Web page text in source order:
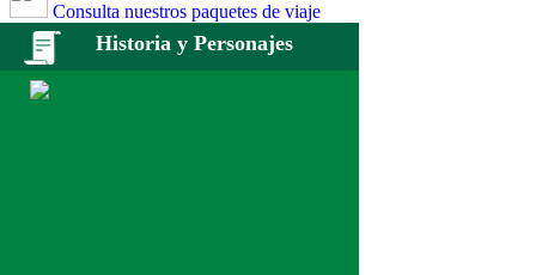
Consulta nuestros paquetes de viaje
Historia y Personajes